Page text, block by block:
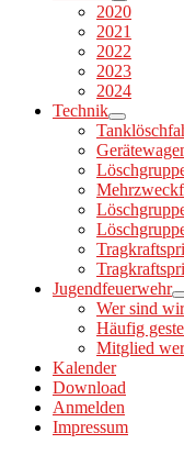
2020
2021
2022
2023
2024
Technik
Jugendfeuerwehr
Wer sind
Häufig
Mitglied
Kalender
Download
Anmelden
Impressum